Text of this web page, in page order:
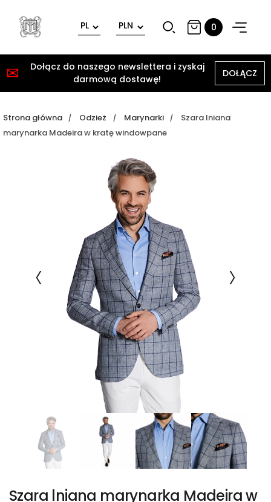
0
Strona główna Odzież Marynarki
Szara lniana
marynarka Madeira w kratę windowpane
Szara lniana marynarka Madeira w
✉
Dołącz do naszego newslettera i zyskaj
darmową dostawę!
DOŁĄCZ